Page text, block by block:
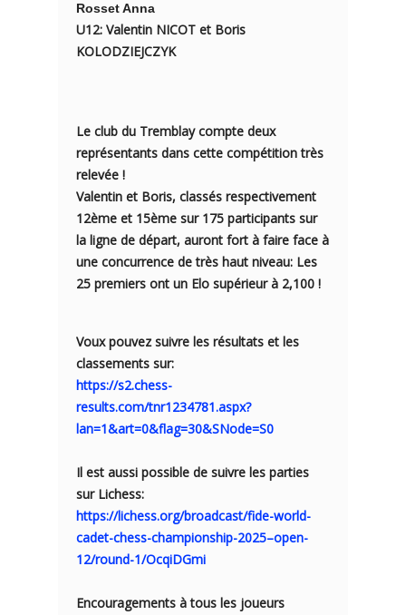
Rosset Anna
U12: Valentin NICOT et Boris
KOLODZIEJCZYK
Le club du Tremblay compte deux
représentants dans cette compétition très
relevée !
Valentin et Boris, classés respectivement
12ème et 15ème sur 175 participants sur
la ligne de départ, auront fort à faire face à
une concurrence de très haut niveau: Les
25 premiers ont un Elo supérieur à 2,100 !
Voux pouvez suivre les résultats et les
classements sur:
https://s2.chess-
results.com/tnr1234781.aspx?
lan=1&art=0&flag=30&SNode=S0
Il est aussi possible de suivre les parties
sur Lichess:
https://lichess.org/broadcast/fide-world-
cadet-chess-championship-2025–open-
12/round-1/OcqiDGmi
Encouragements à tous les joueurs